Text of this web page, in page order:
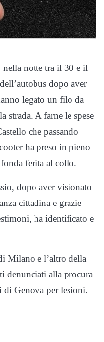
nella notte tra il 30 e il
dopo aver
legato un filo da
strada. A farne le spese
che passando
ha preso in pieno
ferita al collo.
dopo aver visionato
cittadina e grazie
ha identificato e
Milano e l’altro della
denunciati alla procura
di Genova per lesioni.